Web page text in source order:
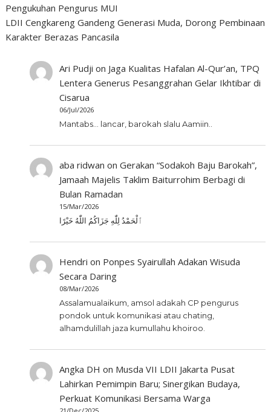
Pengukuhan Pengurus MUI
LDII Cengkareng Gandeng Generasi Muda, Dorong Pembinaan
Karakter Berazas Pancasila
Ari Pudji on Jaga Kualitas Hafalan Al-Qur’an, TPQ
Lentera Generus Pesanggrahan Gelar Ikhtibar di
Cisarua
06/Jul/2026
Mantabs... lancar, barokah slalu Aamiin..
aba ridwan onGerakan “Sodakoh Baju Barokah”,
Jamaah Majelis Taklim Baiturrohim Berbagi di
Bulan Ramadan
15/Mar/2026
ٱلْحَمْدُ لِلّٰهِ جَزَاكُمُ اللّٰهُ خَيْرًا
Hendri on Ponpes Syairullah Adakan Wisuda
Secara Daring
08/Mar/2026
Assalamualaikum, amsol adakah CP pengurus
pondok untuk komunikasi atau chating,
alhamdulillah jaza kumullahu khoiroo.
Angka DH on Musda VII LDII Jakarta Pusat
Lahirkan Pemimpin Baru; Sinergikan Budaya,
Perkuat Komunikasi Bersama Warga